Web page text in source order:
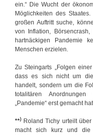
ein.“ Die Wucht der
Möglichkeiten des
großen Auftritt suche,
von Inflation,
hartnäckigen Pandemie
Menschen erzielen.
Zu Steingarts „Folgen
dass es sich nicht um die
handelt, sondern um die
totalitären
„Pandemie“ erst gemacht
**) Roland Tichy urteilt
macht sich kurz und